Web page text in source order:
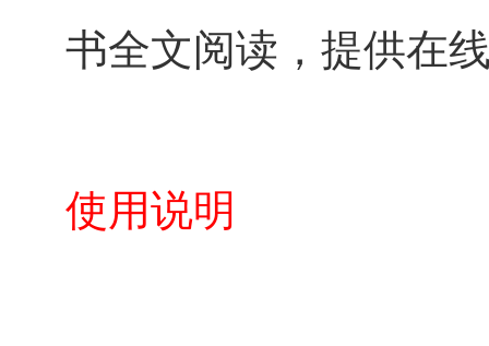
书全文阅读，提供在
使用说明